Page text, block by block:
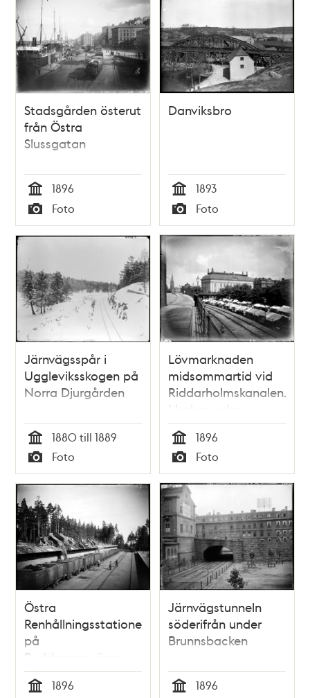
Stadsgården österut
från Östra
Slussgatan
Tid
1896
Typ
Foto
Danviksbro
Tid
1893
Typ
Foto
Järnvägsspår i
Uggleviksskogen på
Norra Djurgården
Tid
1880 till 1889
Typ
Foto
Lövmarknaden
midsommartid vid
Riddarholmskanalen.
I bakgrunden
Riddarhuset
Tid
1896
Typ
Foto
Östra
Renhållningsstationen
på
Ruddammsvägen
1896
Järnvägstunneln
söderifrån under
Brunnsbacken
1896